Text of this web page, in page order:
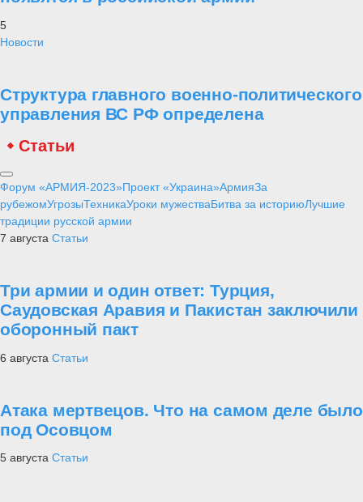
5
Новости
Структура главного военно-политического
управления ВС РФ определена
Статьи
Форум «АРМИЯ-2023»Проект «Украина»АрмияЗа
рубежомУгрозыТехникаУроки мужестваБитва за историюЛучшие
традиции русской армии
7 августа Статьи
Три армии и один ответ: Турция,
Саудовская Аравия и Пакистан заключили
оборонный пакт
6 августа Статьи
Атака мертвецов. Что на самом деле было
под Осовцом
5 августа Статьи